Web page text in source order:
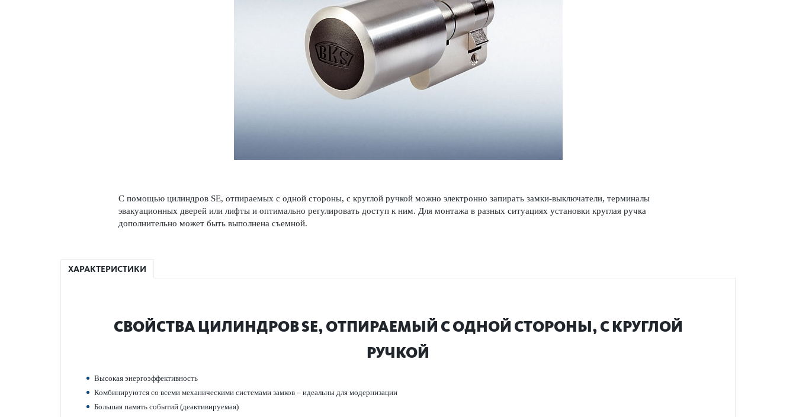
С помощью цилиндров SE, отпираемых с одной стороны, с круглой ручкой можно электронно запирать замки-выключатели, терминалы
эвакуацио­нных дверей или лифты и оптимально регулировать доступ к ним. Для монтажа в разных ситуациях установки круглая ручка
дополнительно может быть вып­олнена съемной.
ХАРАКТЕРИСТИКИ
СВОЙСТВА ЦИЛИНДРОВ SE, ОТПИРАЕМЫЙ С ОДНОЙ СТОРОНЫ, С КРУГЛОЙ
РУЧКОЙ
Выс­окая энергоэффективность
Комб­инируются со всеми механичес­кими сис­темами замков – идеальны для модернизации
Большая память событий (деактив­ируемая)